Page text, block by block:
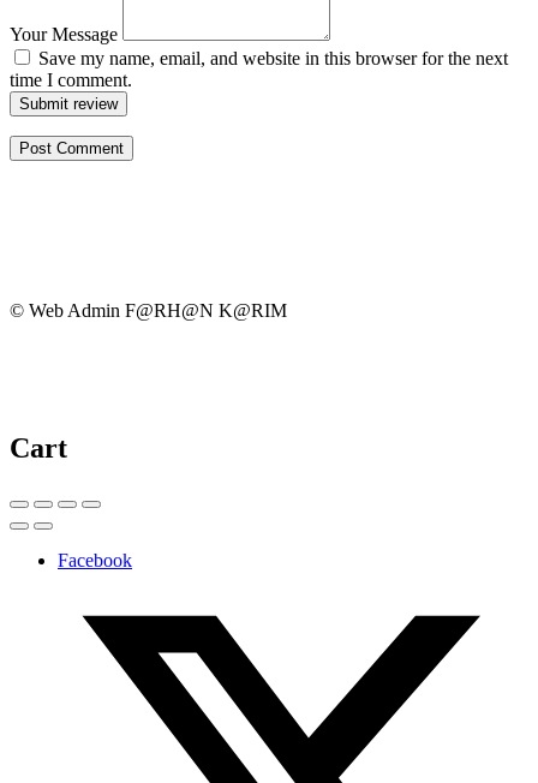
Your Message
Save my name, email, and website in this browser for the next
time I comment.
Submit review
© Web Admin F@RH@N K@RIM
Cart
Facebook